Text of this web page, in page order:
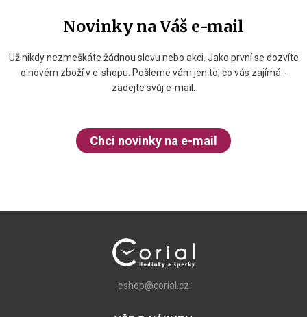
Novinky na Váš e-mail
Už nikdy nezmeškáte žádnou slevu nebo akci. Jako první se dozvíte
o novém zboží v e-shopu. Pošleme vám jen to, co vás zajímá -
zadejte svůj e-mail.
Chci novinky na e-mail
eshop@corial.cz